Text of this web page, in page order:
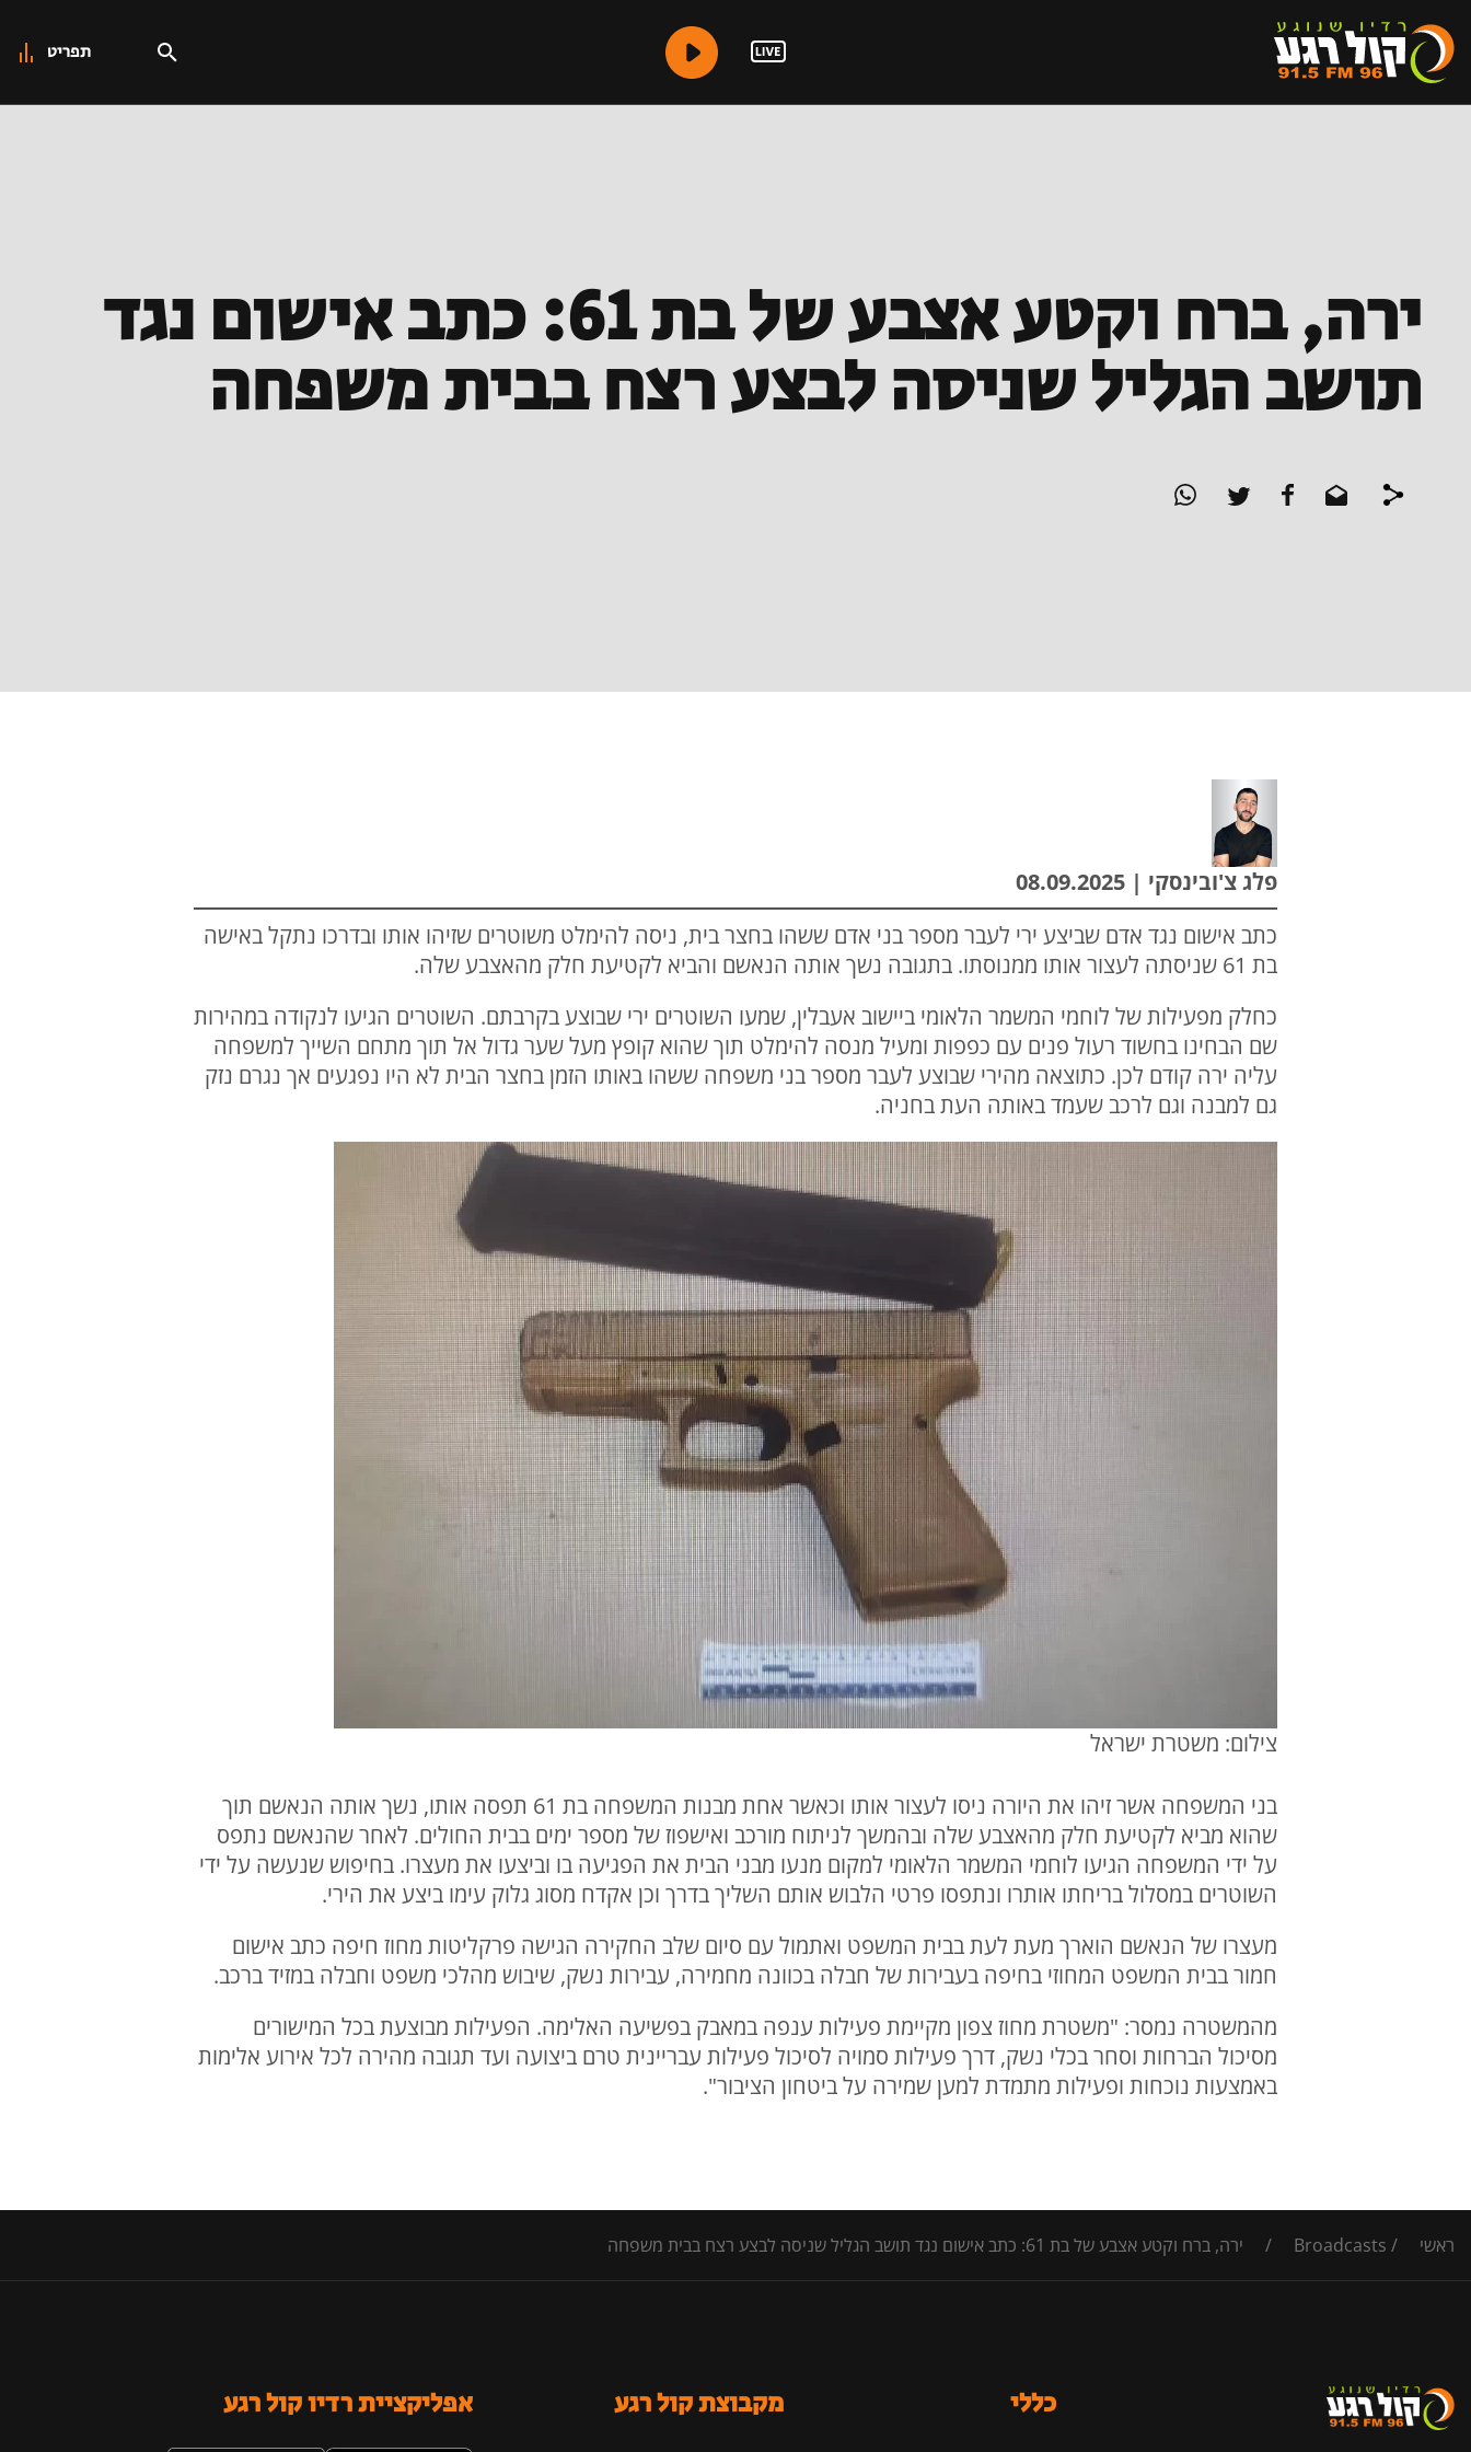
תפריט
ירה, ברח וקטע אצבע של בת 61: כתב אישום נגד
תושב הגליל שניסה לבצע רצח בבית משפחה
פלג צ'ובינסקי | 08.09.2025
כתב אישום נגד אדם שביצע ירי לעבר מספר בני אדם ששהו בחצר בית, ניסה להימלט משוטרים שזיהו אותו ובדרכו נתקל באישה
בת 61 שניסתה לעצור אותו ממנוסתו. בתגובה נשך אותה הנאשם והביא לקטיעת חלק מהאצבע שלה.
כחלק מפעילות של לוחמי המשמר הלאומי ביישוב אעבלין, שמעו השוטרים ירי שבוצע בקרבתם. השוטרים הגיעו לנקודה במהירות
שם הבחינו בחשוד רעול פנים עם כפפות ומעיל מנסה להימלט תוך שהוא קופץ מעל שער גדול אל תוך מתחם השייך למשפחה
עליה ירה קודם לכן. כתוצאה מהירי שבוצע לעבר מספר בני משפחה ששהו באותו הזמן בחצר הבית לא היו נפגעים אך נגרם נזק
גם למבנה וגם לרכב שעמד באותה העת בחניה.
צילום: משטרת ישראל
בני המשפחה אשר זיהו את היורה ניסו לעצור אותו וכאשר אחת מבנות המשפחה בת 61 תפסה אותו, נשך אותה הנאשם תוך
שהוא מביא לקטיעת חלק מהאצבע שלה ובהמשך לניתוח מורכב ואישפוז של מספר ימים בבית החולים. לאחר שהנאשם נתפס
על ידי המשפחה הגיעו לוחמי המשמר הלאומי למקום מנעו מבני הבית את הפגיעה בו וביצעו את מעצרו. בחיפוש שנעשה על ידי
השוטרים במסלול בריחתו אותרו ונתפסו פרטי הלבוש אותם השליך בדרך וכן אקדח מסוג גלוק עימו ביצע את הירי.
מעצרו של הנאשם הוארך מעת לעת בבית המשפט ואתמול עם סיום שלב החקירה הגישה פרקליטות מחוז חיפה כתב אישום
חמור בבית המשפט המחוזי בחיפה בעבירות של חבלה בכוונה מחמירה, עבירות נשק, שיבוש מהלכי משפט וחבלה במזיד ברכב.
מהמשטרה נמסר: "משטרת מחוז צפון מקיימת פעילות ענפה במאבק בפשיעה האלימה. הפעילות מבוצעת בכל המישורים
מסיכול הברחות וסחר בכלי נשק, דרך פעילות סמויה לסיכול פעילות עבריינית טרם ביצועה ועד תגובה מהירה לכל אירוע אלימות
באמצעות נוכחות ופעילות מתמדת למען שמירה על ביטחון הציבור".
ראשי /
Broadcasts
/ ירה, ברח וקטע אצבע של בת 61: כתב אישום נגד תושב הגליל שניסה לבצע רצח בבית משפחה
כללי מקבוצת קול רגע אפליקציית רדיו קול רגע